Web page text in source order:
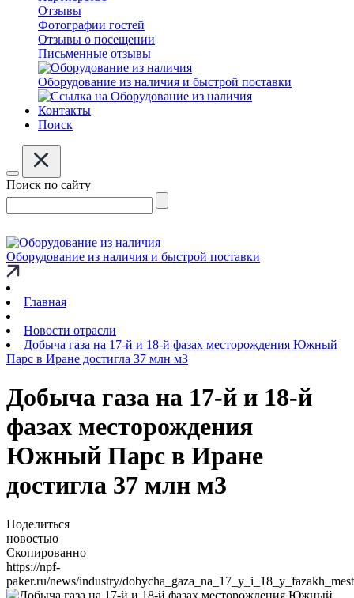
Отзывы
Фотографии гостей
Отзывы о посещении
Письменные отзывы
Оборудование из наличия и быстрой поставки
Контакты
Поиск
Поиск по сайту
Оборудование из наличия и быстрой поставки
Главная
Новости отрасли
Добыча газа на 17-й и 18-й фазах месторождения Южный
Парс в Иране достигла 37 млн м3
Добыча газа на 17-й и 18-й
фазах месторождения
Южный Парс в Иране
достигла 37 млн м3
Поделиться
новостью
Скопированно
https://npf-
paker.ru/news/industry/